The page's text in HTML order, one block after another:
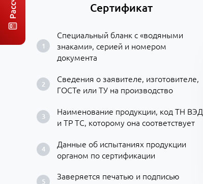
Сертификат
Специальный бланк с «водяными
знаками», серией и номером
документа
Сведения о заявителе, изготовителе,
ГОСТе или ТУ на производство
Наименование продукции, код ТН ВЭД
и ТР ТС, которому она соответствует
Данные об испытаниях продукции
органом по сертификации
Заверяется печатью и подписью